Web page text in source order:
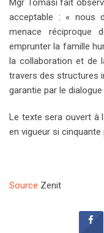
Mgr Tomasi fait
acceptable : « nous
menace
emprunter la famille
la collaboration et de
travers des structures
garantie par le
Le texte sera ouvert à
en vigueur si cinquante
Source Zenit